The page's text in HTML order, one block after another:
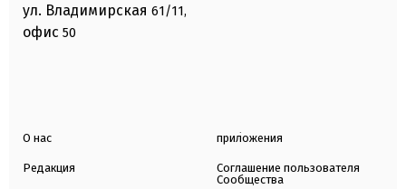
ул. Владимирская 61/11,
офис 50
О нас
Редакция
приложения
Соглашение пользователя
Сообщества